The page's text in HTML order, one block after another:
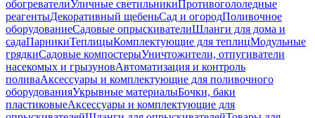
обогревателиУличные светильникиПротивогололедные
реагентыДекоративный щебеньСад и огородПоливочное
оборудованиеСадовые опрыскивателиШланги для дома и
садаПарникиТеплицыКомплектующие для теплицМодульные
грядкиСадовые компостерыУничтожители, отпугиватели
насекомых и грызуновАвтоматизация и контроль
поливаАксессуары и комплектующие для поливочного
оборудованияУкрывные материалыБочки, баки
пластиковыеАксессуары и комплектующие для